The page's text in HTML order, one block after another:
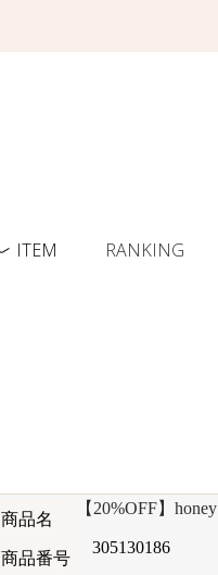
ITEM RANKING
商品名
【20%OFF】
商品番号
305130186